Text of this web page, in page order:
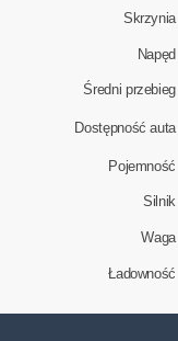
Skrzynia
Napęd
Średni przebieg
Dostępność auta
Pojemność
Silnik
Waga
Ładowność